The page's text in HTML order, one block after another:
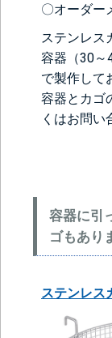
〇オーダー
ステンレス
容器（30～
で製作して
容器とカゴ
くはお問い
容器に引
ゴもあり
ステンレス